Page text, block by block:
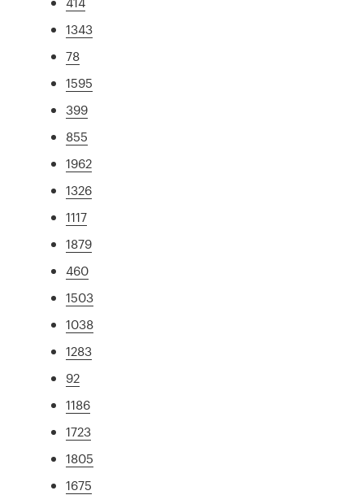
1343
78
1595
399
855
1962
1326
1117
1879
460
1503
1038
1283
92
1186
1723
1805
1675